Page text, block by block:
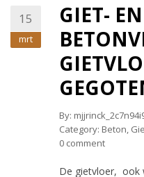
15
mrt
GIET- EN
By:
Category: Beton,
0 comment
De gietvloer, ook